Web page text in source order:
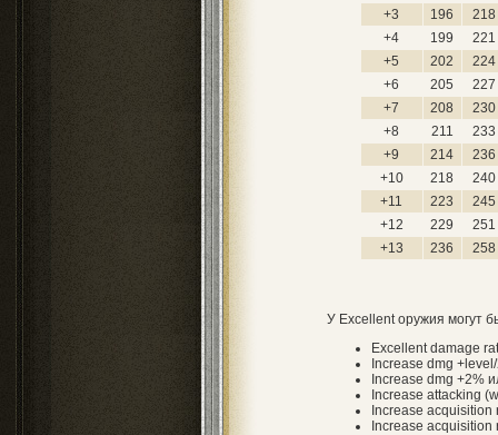
+3
196
218
+4
199
221
+5
202
224
+6
205
227
+7
208
230
+8
211
233
+9
214
236
+10
218
240
+11
223
245
+12
229
251
+13
236 258
У Excellent оружия могут
Excellent damage
Increase dmg
Increase dmg +2%
Increase attacking
Increase acquisition
Increase